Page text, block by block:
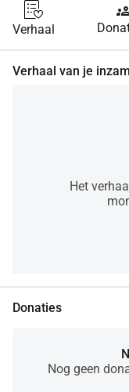
Verhaal
Verhaal van je
Het
Donaties
Nog geen